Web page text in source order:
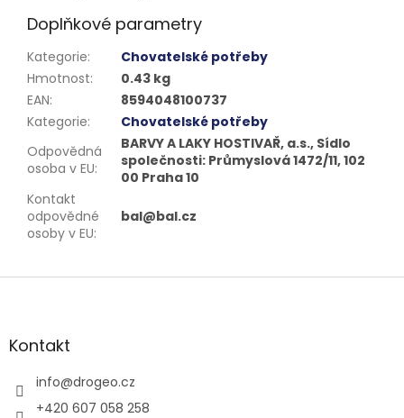
Doplňkové parametry
Kategorie:
Chovatelské potřeby
Hmotnost:
0.43 kg
EAN:
8594048100737
Kategorie:
Chovatelské potřeby
Odpovědná
osoba v EU:
BARVY A LAKY HOSTIVAŘ, a.s., Sídlo
společnosti: Průmyslová 1472/11, 102
00 Praha 10
Kontakt
odpovědné
osoby v EU:
bal@bal.cz
Z
aKontakt
info@drogeo.cz
+420 607 058 258